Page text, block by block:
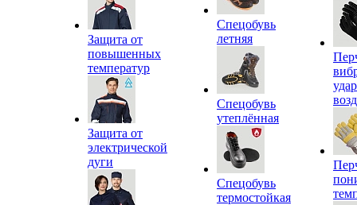
Защита от
повышенных
температур
Защита от
электрической
дуги
Спецобувь
летняя
Спецобувь
утеплённая
Спецобувь
термостойкая